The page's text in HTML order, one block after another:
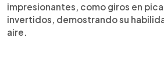
impresionantes, como giros en
invertidos, demostrando su
aire.